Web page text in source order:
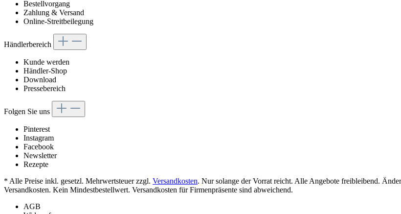
Bestellvorgang
Zahlung & Versand
Online-Streitbeilegung
Händlerbereich
Kunde werden
Händler-Shop
Download
Pressebereich
Folgen Sie uns
Pinterest
Instagram
Facebook
Newsletter
Rezepte
* Alle Preise inkl. gesetzl. Mehrwertsteuer zzgl. Versandkosten. Nur solange der Vorrat reicht. Alle Angebote freibleibend.
Versandkosten. Kein Mindestbestellwert. Versandkosten für Firmenpräsente sind abweichend.
AGB